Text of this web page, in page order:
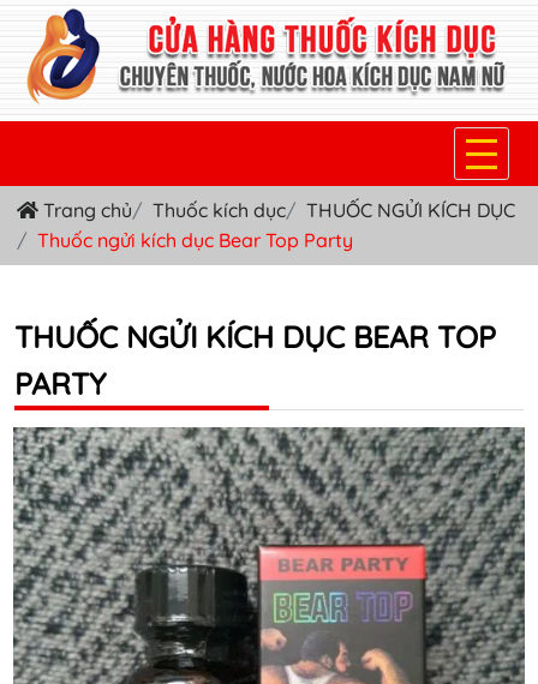
TRANG CHỦ
THUỐC KÍCH DỤC NỮ
THUỐC NƯỚC KÍCH DỤC NAM
THUỐC VIÊN KÍCH DỤC NAM
SẢN PHẨM KHÁC
TIN TỨC & BLOG
Trang chủ Thuốc kích dục
THUỐC NGỬI KÍCH DỤC
Thuốc ngửi kích dục Bear Top Party
THUỐC NGỬI KÍCH DỤC BEAR TOP
PARTY